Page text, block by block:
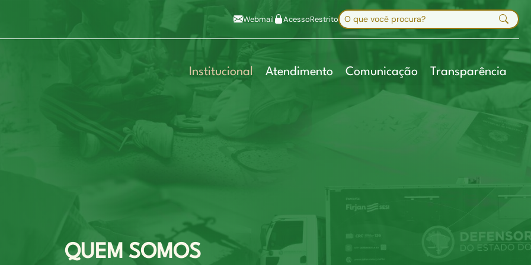
Alt+6
Mapa do site
Webmail AcessoRestritoBuscar no site
Digite sua busca e pressione Enter
Institucional Atendimento Comunicação Transparência
QUEM SOMOS